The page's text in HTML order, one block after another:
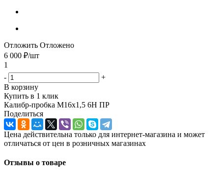
Отложить Отложено
6 000 ₽/шт
1
-
+
В корзину
Купить в 1 клик
Калибр-пробка М16х1,5 6Н ПР
Поделиться
Цена действительна только для интернет-магазина и может
отличаться от цен в розничных магазинах
Отзывы о товаре